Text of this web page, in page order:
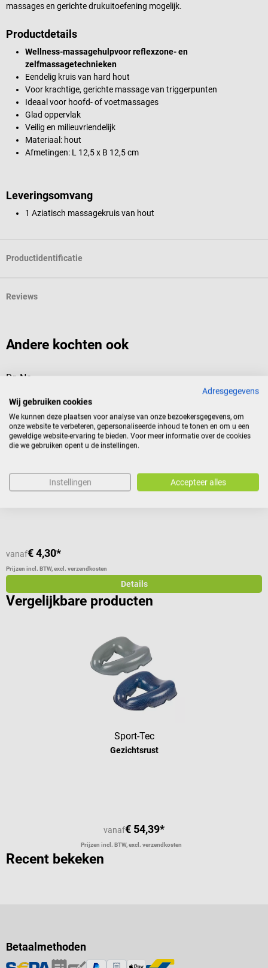
massages en gerichte drukuitoefening mogelijk.
Productdetails
Wellness-massagehulpvoor reflexzone- en
zelfmassagetechnieken
Eendelig kruis van hard hout
Voor krachtige, gerichte massage van triggerpunten
Ideaal voor hoofd- of voetmassages
Glad oppervlak
Veilig en milieuvriendelijk
Materiaal: hout
Afmetingen: L 12,5 x B 12,5 cm
Leveringsomvang
1 Aziatisch massagekruis van hout
Productidentificatie
Reviews
Andere kochten ook
Dr. No
Voor Deuser-stokmassage
vanaf€ 4,30*
Prijzen incl. BTW, excl. verzendkosten
Details
Vergelijkbare producten
Sport-Tec
Gezichtsrust
vanaf€ 54,39*
Prijzen incl. BTW, excl. verzendkosten
Recent bekeken
Betaalmethoden
Adresgegevens
Wij gebruiken cookies
We kunnen deze plaatsen voor analyse van onze bezoekersgegevens, om
onze website te verbeteren, gepersonaliseerde inhoud te tonen en om u een
geweldige website-ervaring te bieden. Voor meer informatie over de cookies
die we gebruiken opent u de instellingen.
Instellingen Accepteer alles